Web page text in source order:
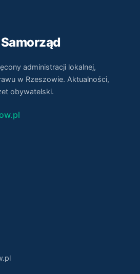
administracji lokalnej,
w Rzeszowie. Aktualności,
obywatelski.